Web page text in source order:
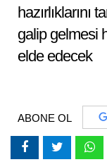
hazırlıklarını
galip gelmesi
elde edecek
ABONE OL